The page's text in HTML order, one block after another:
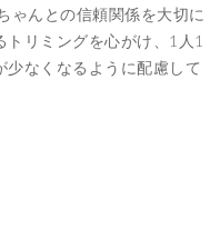
ゃんとの信頼関係を大切に
トリミングを心がけ、1人1
なくなるように配慮して